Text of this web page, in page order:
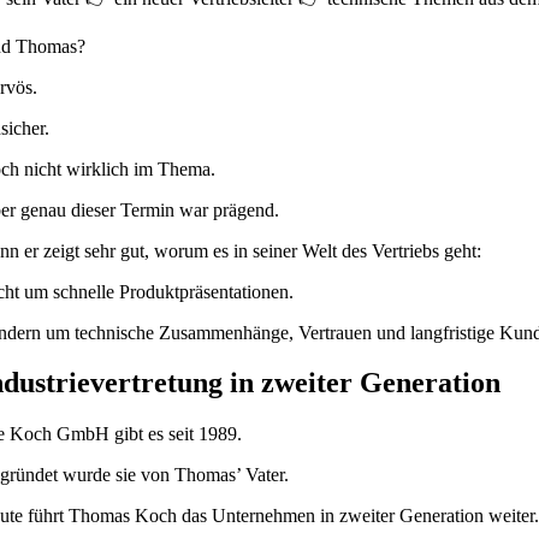
Thomas?
nicht wirklich im Thema.
genau dieser Termin war prägend.
er zeigt sehr gut, worum es in seiner Welt des Vertriebs geht:
um schnelle Produktpräsentationen.
um technische Zusammenhänge, Vertrauen und langfristige
in zweiter Generation
Koch GmbH gibt es seit 1989.
wurde sie von Thomas’ Vater.
führt Thomas Koch das Unternehmen in zweiter Generation weiter.